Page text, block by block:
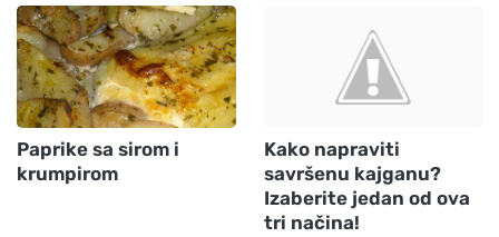
Paprike sa sirom i
krumpirom
Kako napraviti
savršenu kajganu?
Izaberite jedan od ova
tri načina!